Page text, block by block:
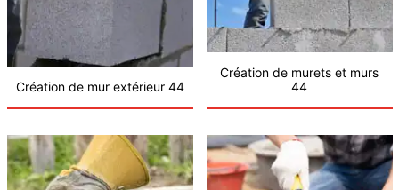
Création de mur extérieur 44
Création de murets et murs
44